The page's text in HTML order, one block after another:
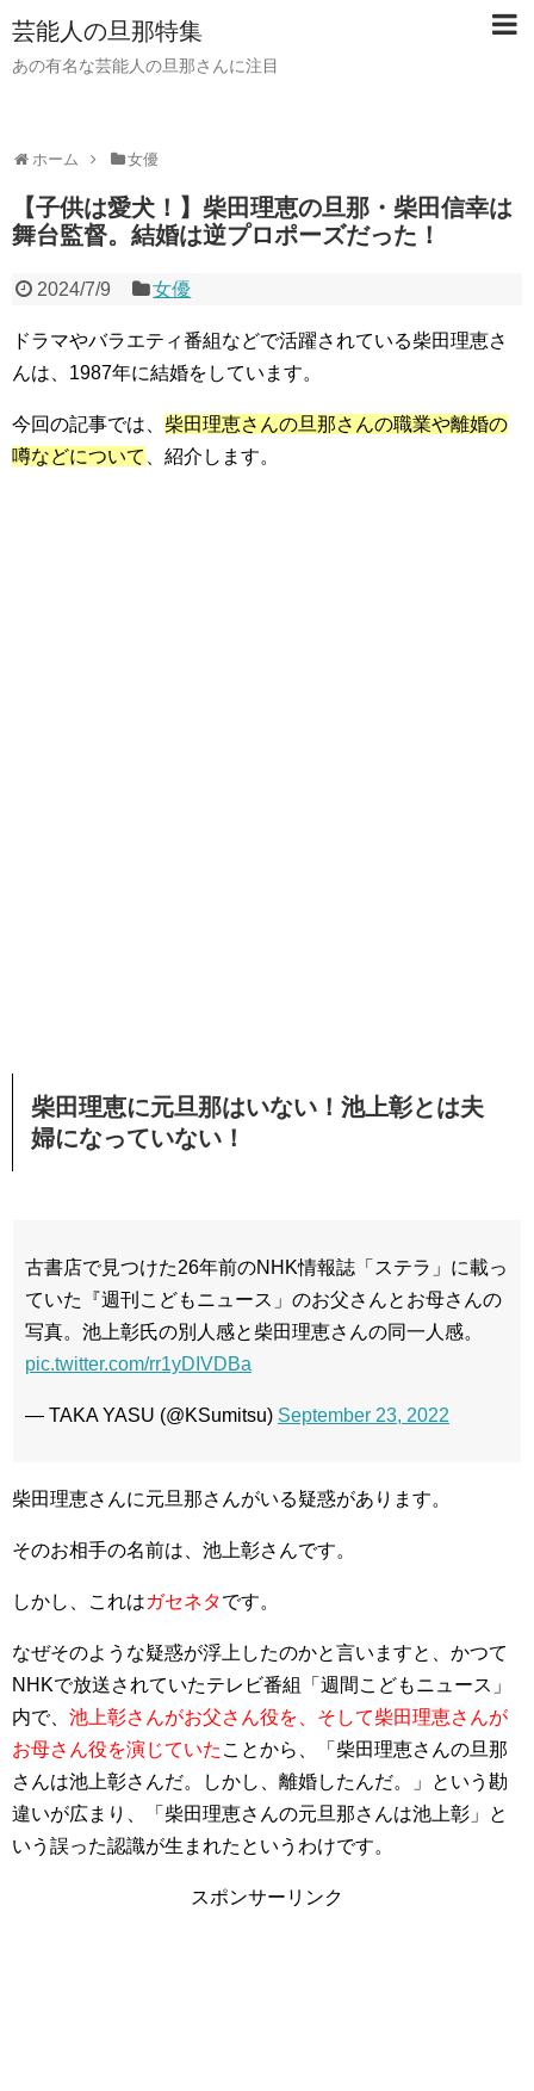
芸能人の旦那特集
あの有名な芸能人の旦那さんに注目
ホーム 女優
【子供は愛犬！】柴田理恵の旦那・柴田信幸は
舞台監督。結婚は逆プロポーズだった！
2024/7/9 女優
ドラマやバラエティ番組などで活躍されている柴田理恵さ
んは、1987年に結婚をしています。
今回の記事では、 柴田理恵さんの旦那さんの職業や離婚の
噂などについて
、紹介します。
柴田理恵に元旦那はいない！池上彰とは夫
婦になっていない！
古書店で見つけた26年前のNHK情報誌「ステラ」に載っ
ていた『週刊こどもニュース」のお父さんとお母さんの
写真。池上彰氏の別人感と柴田理恵さんの同一人感。
pic.twitter.com/rr1yDIVDBa
— TAKA YASU (@KSumitsu) September 23, 2022
柴田理恵さんに元旦那さんがいる疑惑があります。
そのお相手の名前は、池上彰さんです。
しかし、これはガセネタです。
なぜそのような疑惑が浮上したのかと言いますと、かつて
NHKで放送されていたテレビ番組「週間こどもニュース」
内で、 池上彰さんがお父さん役を、そして柴田理恵さんが
お母さん役を演じていた ことから、「柴田理恵さんの旦那
さんは池上彰さんだ。しかし、離婚したんだ。」という勘
違いが広まり、「柴田理恵さんの元旦那さんは池上彰」と
いう誤った認識が生まれたというわけです。
スポンサーリンク